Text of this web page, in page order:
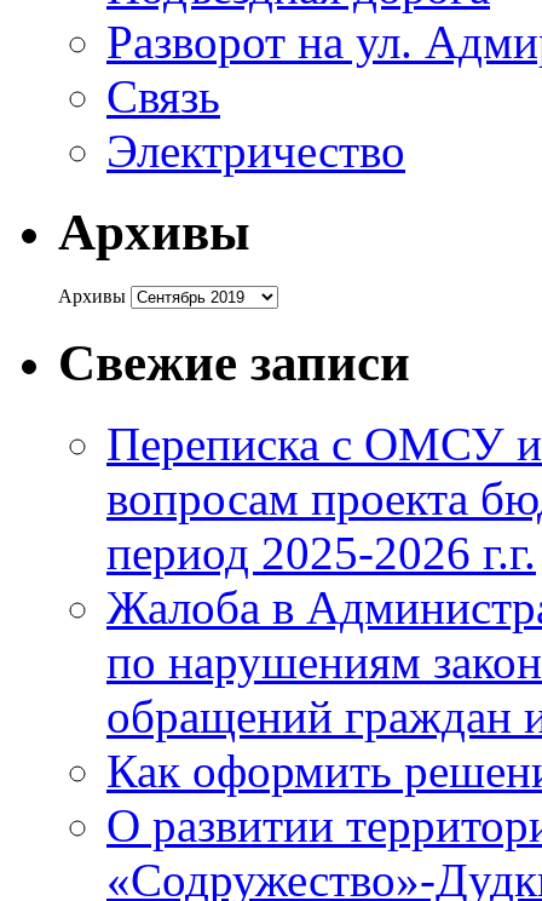
Разворот на ул.
Связь
Электричество
Архивы
Архивы
Свежие записи
Переписка с ОМСУ
вопросам проекта
период 2025-2026 г.г.
Жалоба в
по нарушениям
обращений граждан
Как оформить
О развитии
«Содружество»-